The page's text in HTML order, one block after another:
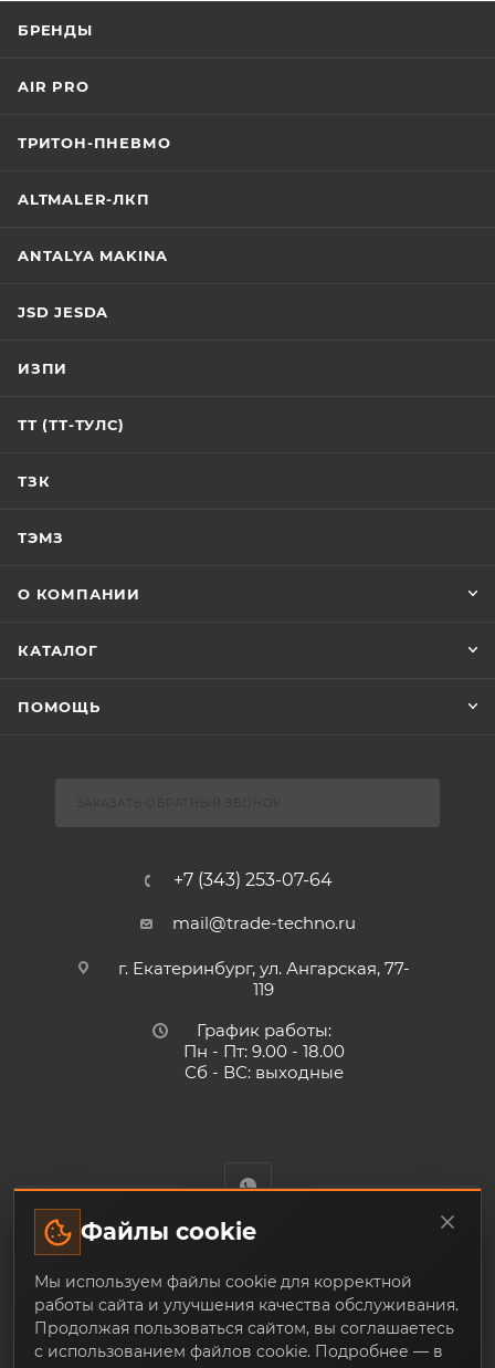
БРЕНДЫ
AIR PRO
ТРИТОН-ПНЕВМО
ALTMALER-ЛКП
ANTALYA MAKINA
JSD JESDA
ИЗПИ
ТТ (ТТ-ТУЛС)
ТЗК
ТЭМЗ
О КОМПАНИИ
КАТАЛОГ
ПОМОЩЬ
+7 (343) 253-07-64
mail@trade-techno.ru
г. Екатеринбург, ул. Ангарская, 77-
119
График работы:
Пн - Пт: 9.00 - 18.00
Сб - ВС: выходные
инструмента с доставкой по Екатеринбургу и по всей
России, из наличия и под заказ
Файлы cookie
Мы используем файлы cookie для корректной
работы сайта и улучшения качества обслуживания.
Продолжая пользоваться сайтом, вы соглашаетесь
с использованием файлов cookie. Подробнее — в